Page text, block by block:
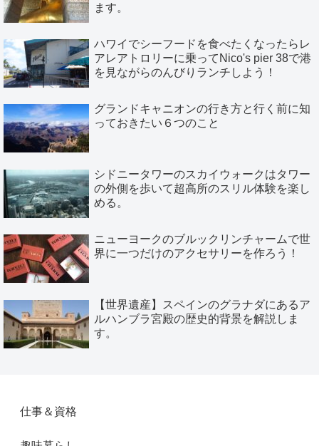
ます。
ハワイでシーフードを食べたくなったらレ
アレアトロリーに乗ってNico's pier 38で港
を見ながらのんびりランチしよう！
グランドキャニオンの行き方と行く前に知
っておきたい６つのこと
シドニータワーのスカイウォークはタワー
の外側を歩いて超高所のスリル体験を楽し
める。
ニューヨークのブルックリンチャームで世
界に一つだけのアクセサリーを作ろう！
【世界遺産】スペインのグラナダにあるア
ルハンブラ宮殿の歴史的背景を解説しま
す。
仕事＆資格